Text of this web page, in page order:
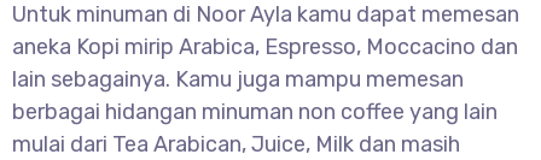
Untuk minuman di Noor Ayla kamu dapat memesan
aneka Kopi mirip Arabica, Espresso, Moccacino dan
lain sebagainya. Kamu juga mampu memesan
berbagai hidangan minuman non coffee yang lain
mulai dari Tea Arabican, Juice, Milk dan masih